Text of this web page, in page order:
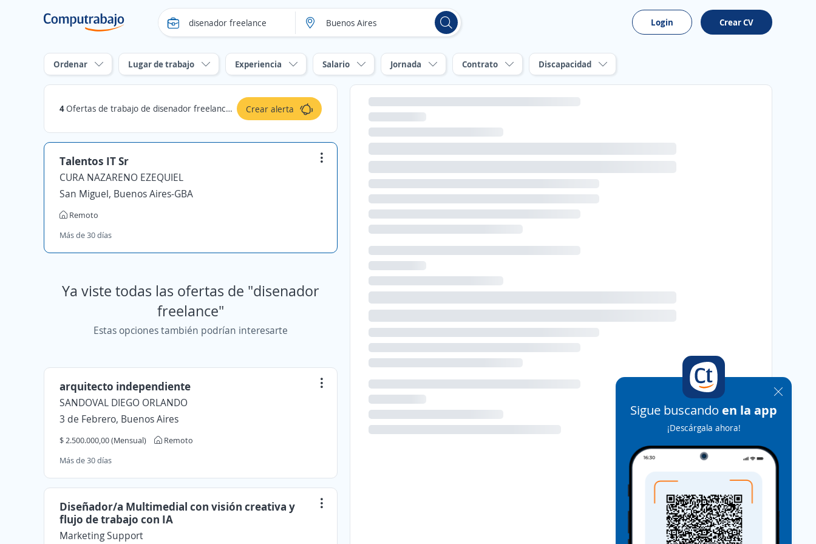
Login Crear CV
Ordenar Lugar de trabajo Experiencia Salario Jornada Contrato Discapacidad
4Ofertas de trabajo de disenador freelance en Buenos Aires Crear alerta
Talentos IT Sr
CURA NAZARENO EZEQUIEL
San Miguel, Buenos Aires-GBA
Remoto
Más de 30 días
Ya viste todas las ofertas de "disenador
freelance"
Estas opciones también podrían interesarte
arquitecto independiente
SANDOVAL DIEGO ORLANDO
3 de Febrero, Buenos Aires
$ 2.500.000,00 (Mensual)
Remoto
Más de 30 días
Diseñador/a Multimedial con visión creativa y
flujo de trabajo con IA
Marketing Support
Sigue buscando en la app
¡Descárgala ahora!